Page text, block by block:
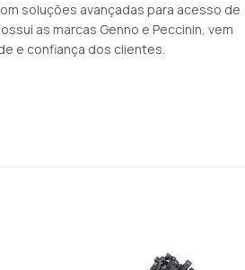
soluções avançadas para acesso de
as marcas Genno e Peccinin, vem
e confiança dos clientes.